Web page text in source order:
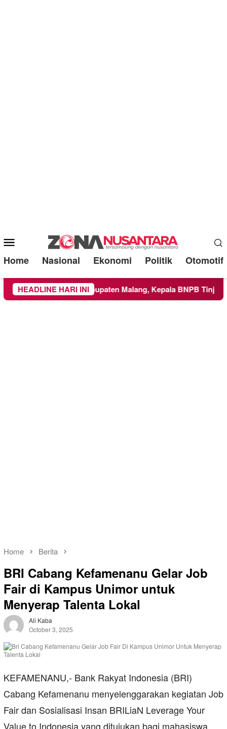
Mobile
Menu
Home Nasional Ekonomi Politik Otomotif
HEADLINE HARI INI
Wilayah Kabupaten Malang, Kepala BNPB Tinjau Langsung
Home Berita
BRI Cabang Kefamenanu Gelar Job
Fair di Kampus Unimor untuk
Menyerap Talenta Lokal
Ali Kaba
October 3, 2025
KEFAMENANU,- Bank Rakyat Indonesia (BRI)
Cabang Kefamenanu menyelenggarakan kegiatan Job
Fair dan Sosialisasi Insan BRILiaN Leverage Your
Value to Indonesia yang ditujukan bagi mahasiswa